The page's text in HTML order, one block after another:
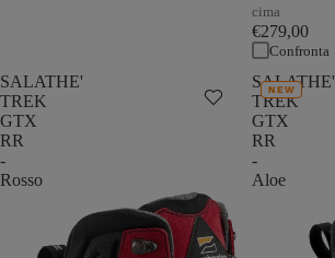
cima
€279,00
Confronta
SALATHE'
TREK
GTX
RR
-
Rosso
SALATHE'
TREK
GTX
RR
-
Aloe
NEW